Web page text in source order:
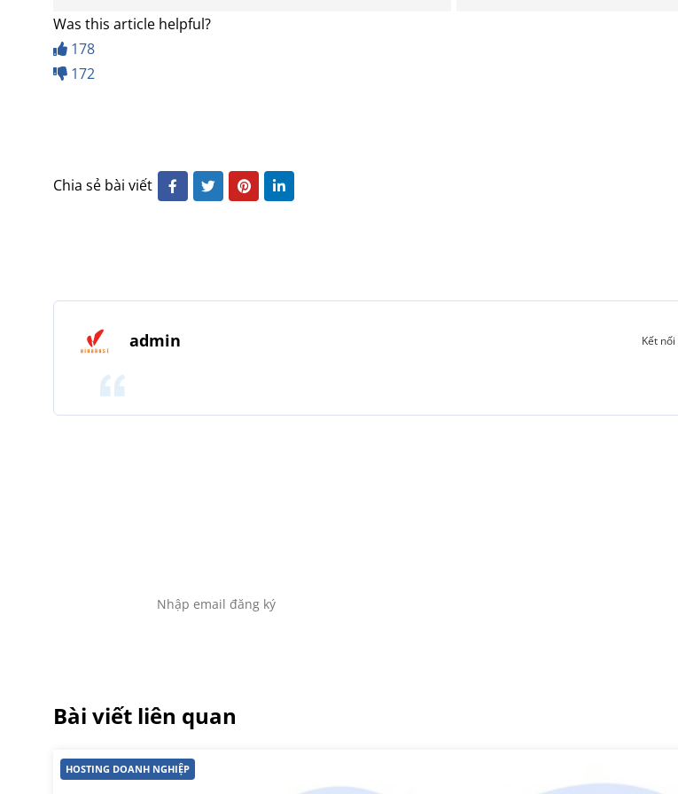
Was this article helpful?
178
172
Chia sẻ bài viết
admin Kết
Bài viết liên quan
HOSTING DOANH NGHIỆP